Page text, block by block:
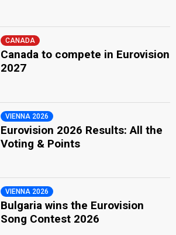
CANADA
Canada to compete in Eurovision
2027
VIENNA 2026
Eurovision 2026 Results: All the
Voting & Points
VIENNA 2026
Bulgaria wins the Eurovision
Song Contest 2026